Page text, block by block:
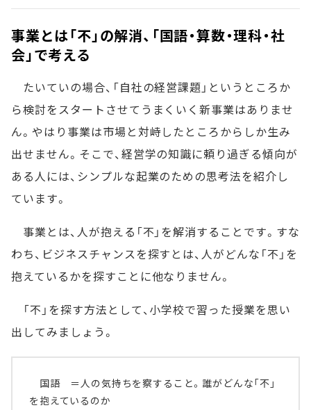
事業とは「不」の解消、「国語・算数・理科・社
会」で考える
たいていの場合、「自社の経営課題」というところか
ら検討をスタートさせてうまくいく新事業はありませ
ん。やはり事業は市場と対峙したところからしか生み
出せません。そこで、経営学の知識に頼り過ぎる傾向が
ある人には、シンプルな起業のための思考法を紹介し
ています。
事業とは、人が抱える「不」を解消することです。すな
わち、ビジネスチャンスを探すとは、人がどんな「不」を
抱えているかを探すことに他なりません。
「不」を探す方法として、小学校で習った授業を思い
出してみましょう。
国語 ＝人の気持ちを察すること。誰がどんな「不」
を抱えているのか